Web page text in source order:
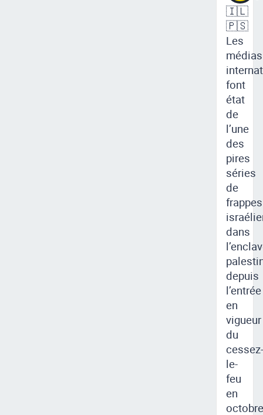
🇮🇱
🇵🇸
Les
médias
font
état
de
l’une
des
pires
séries
de
frappes
dans
depuis
l’entrée
en
vigueur
du
cessez-
le-
feu
en